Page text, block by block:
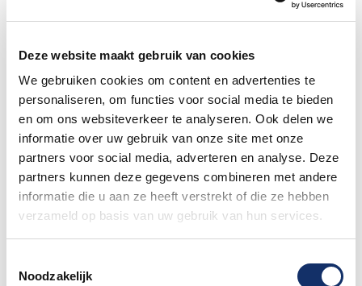
Deze website maakt gebruik van cookies
We gebruiken cookies om content en advertenties te
personaliseren, om functies voor social media te bieden
en om ons websiteverkeer te analyseren. Ook delen we
informatie over uw gebruik van onze site met onze
partners voor social media, adverteren en analyse. Deze
partners kunnen deze gegevens combineren met andere
informatie die u aan ze heeft verstrekt of die ze hebben
verzameld op basis van uw gebruik van hun services.
Noodzakelijk
APR
10